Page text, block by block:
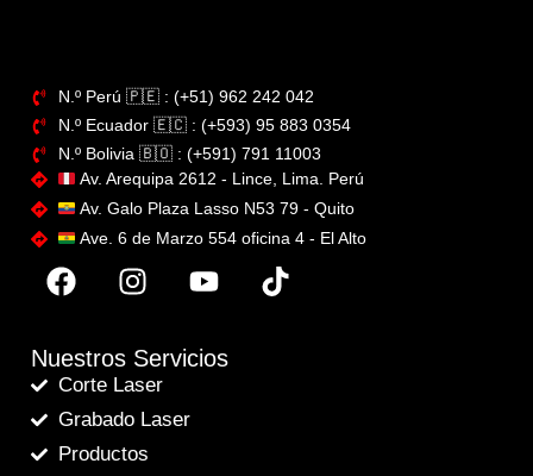
N.º Perú​ 🇵🇪 : (+51) 962 242 042
N.º Ecuador 🇪🇨 : (+593) 95 883 0354
N.º Bolivia 🇧🇴​ : (+591) 791 11003
Av. Arequipa 2612 - Lince, Lima. Perú
Av. Galo Plaza Lasso N53 79 - Quito
Ave. 6 de Marzo 554 oficina 4 - El Alto
Nuestros Servicios
Corte Laser
Grabado Laser
Productos